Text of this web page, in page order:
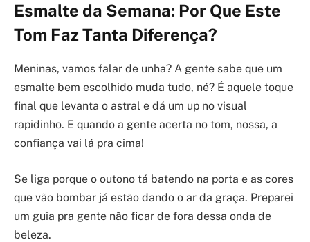
Esmalte da Semana: Por Que Este
Tom Faz Tanta Diferença?
Meninas, vamos falar de unha? A gente sabe que um
esmalte bem escolhido muda tudo, né? É aquele toque
final que levanta o astral e dá um up no visual
rapidinho. E quando a gente acerta no tom, nossa, a
confiança vai lá pra cima!
Se liga porque o outono tá batendo na porta e as cores
que vão bombar já estão dando o ar da graça. Preparei
um guia pra gente não ficar de fora dessa onda de
beleza.